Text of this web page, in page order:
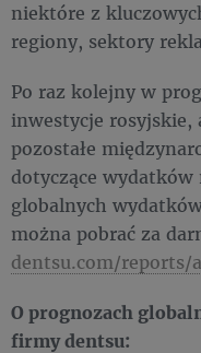
niektóre z
regiony, sektory
Po raz kolejny w
inwestycje rosyjskie,
pozostałe
dotyczące wydatków
globalnych
można pobrać za
dentsu.com/reports/
O prognozach
firmy dentsu: